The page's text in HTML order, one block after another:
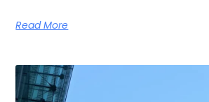
Read More